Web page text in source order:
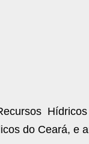
do Ceará, e